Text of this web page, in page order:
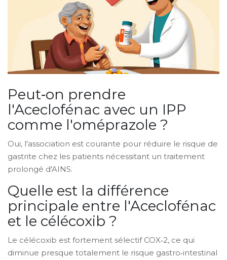
Peut‑on prendre
l'Aceclofénac avec un IPP
comme l'oméprazole ?
Oui, l'association est courante pour réduire le risque de
gastrite chez les patients nécessitant un traitement
prolongé d'AINS.
Quelle est la différence
principale entre l'Aceclofénac
et le célécoxib ?
Le célécoxib est fortement sélectif COX‑2, ce qui
diminue presque totalement le risque gastro‑intestinal